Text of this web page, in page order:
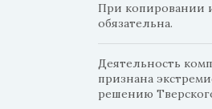
При копировании
обязательна.
Деятельность
признана
решению